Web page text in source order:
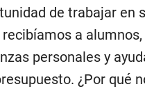
de trabajar en
a
personales y
¿Por qué